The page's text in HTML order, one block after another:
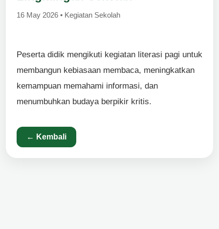
16 May 2026 • Kegiatan Sekolah
Peserta didik mengikuti kegiatan literasi pagi untuk
membangun kebiasaan membaca, meningkatkan
kemampuan memahami informasi, dan
menumbuhkan budaya berpikir kritis.
← Kembali